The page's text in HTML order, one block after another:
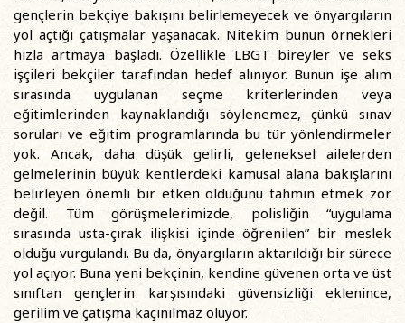
gençlerin bekçiye bakışını belirlemeyecek ve önyargıların
yol açtığı çatışmalar yaşanacak. Nitekim bunun örnekleri
hızla artmaya başladı. Özellikle LBGT bireyler ve seks
işçileri bekçiler tarafından hedef alınıyor. Bunun işe alım
sırasında uygulanan seçme kriterlerinden veya
eğitimlerinden kaynaklandığı söylenemez, çünkü sınav
soruları ve eğitim programlarında bu tür yönlendirmeler
yok. Ancak, daha düşük gelirli, geleneksel ailelerden
gelmelerinin büyük kentlerdeki kamusal alana bakışlarını
belirleyen önemli bir etken olduğunu tahmin etmek zor
değil. Tüm görüşmelerimizde, polisliğin “uygulama
sırasında usta-çırak ilişkisi içinde öğrenilen” bir meslek
olduğu vurgulandı. Bu da, önyargıların aktarıldığı bir sürece
yol açıyor. Buna yeni bekçinin, kendine güvenen orta ve üst
sınıftan gençlerin karşısındaki güvensizliği eklenince,
gerilim ve çatışma kaçınılmaz oluyor.